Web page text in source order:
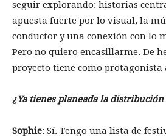
seguir explorando: historias
apuesta fuerte por lo visual, la
conductor y una conexión con lo
Pero no quiero encasillarme. De
proyecto tiene como protagonista
¿Ya tienes planeada la
Sophie: Sí. Tengo una lista de